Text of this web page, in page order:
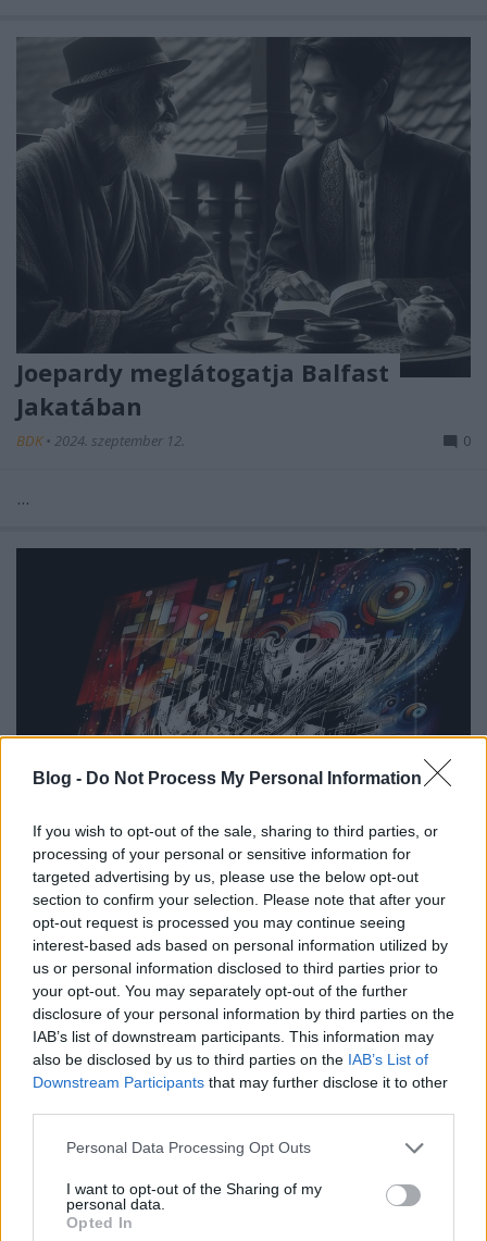
Blog - Do Not Process My Personal Information
If you wish to opt-out of the sale, sharing to third parties, or
processing of your personal or sensitive information for
targeted advertising by us, please use the below opt-out
section to confirm your selection. Please note that after your
opt-out request is processed you may continue seeing
interest-based ads based on personal information utilized by
us or personal information disclosed to third parties prior to
your opt-out. You may separately opt-out of the further
disclosure of your personal information by third parties on the
IAB’s list of downstream participants. This information may
also be disclosed by us to third parties on the IAB’s List of
Downstream Participants that may further disclose it to other
Please note that this website/app uses one or more Google
not limited to your visit or usage behaviour. You may click to
grant or deny consent to Google and its third-party tags to
use your data for below specified purposes in below Google
Personal Data Processing Opt Outs
I want to opt-out of the Sharing of my
personal data.
Opted In
Joepardy meglátogatja Balfast
Jakatában
BDK • 2024. szeptember 12. 0
...
Istenfiók
BDK•2024. május 05.
zsilipfülke az univerzum nagy átjárójában
néha viccből, szenilitás-játékból más szavakkal
nevezem meg a dolgokat, mint a nevük. "kérem a ...